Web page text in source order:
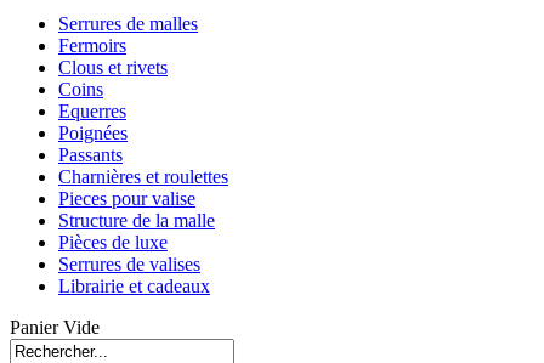
Serrures de malles
Fermoirs
Clous et rivets
Coins
Equerres
Poignées
Passants
Charnières et roulettes
Pieces pour valise
Structure de la malle
Pièces de luxe
Serrures de valises
Librairie et cadeaux
Panier Vide